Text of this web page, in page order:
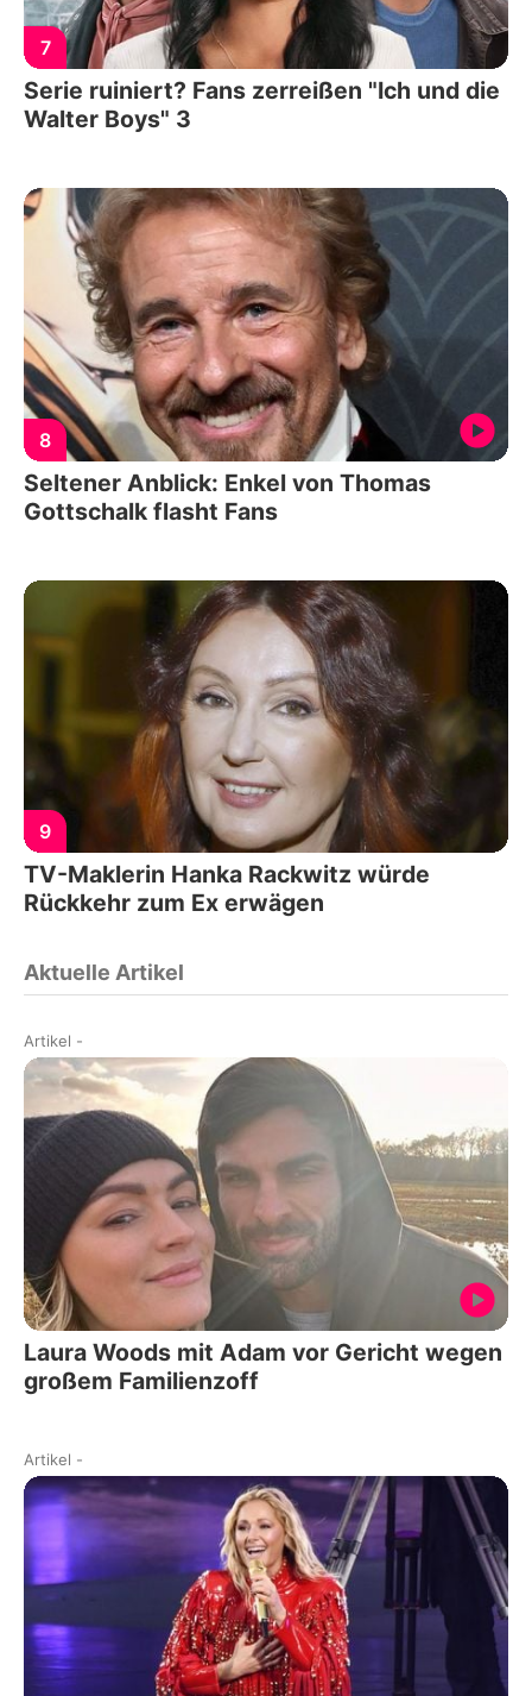
7
Serie ruiniert? Fans zerreißen "Ich und die
Walter Boys" 3
8
Seltener Anblick: Enkel von Thomas
Gottschalk flasht Fans
9
TV-Maklerin Hanka Rackwitz würde
Rückkehr zum Ex erwägen
Aktuelle Artikel
Artikel -
Laura Woods mit Adam vor Gericht wegen
großem Familienzoff
Artikel -